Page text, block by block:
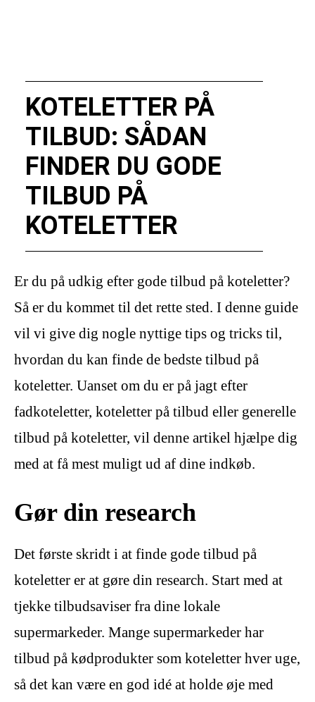
KOTELETTER PÅ
TILBUD: SÅDAN
FINDER DU GODE
TILBUD PÅ
KOTELETTER
Er du på udkig efter gode tilbud på koteletter?
Så er du kommet til det rette sted. I denne guide
vil vi give dig nogle nyttige tips og tricks til,
hvordan du kan finde de bedste tilbud på
koteletter. Uanset om du er på jagt efter
fadkoteletter, koteletter på tilbud eller generelle
tilbud på koteletter, vil denne artikel hjælpe dig
med at få mest muligt ud af dine indkøb.
Gør din research
Det første skridt i at finde gode tilbud på
koteletter er at gøre din research. Start med at
tjekke tilbudsaviser fra dine lokale
supermarkeder. Mange supermarkeder har
tilbud på kødprodukter som koteletter hver uge,
så det kan være en god idé at holde øje med